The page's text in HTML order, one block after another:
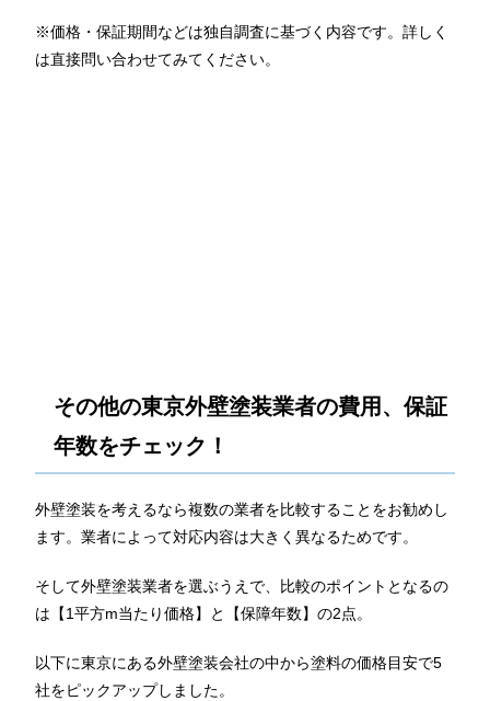
※価格・保証期間などは独自調査に基づく内容です。詳しく
は直接問い合わせてみてください。
その他の東京外壁塗装業者の費用、保証
年数をチェック！
外壁塗装を考えるなら複数の業者を比較することをお勧めし
ます。業者によって対応内容は大きく異なるためです。
そして外壁塗装業者を選ぶうえで、比較のポイントとなるの
は【1平方m当たり価格】と【保障年数】の2点。
以下に東京にある外壁塗装会社の中から塗料の価格目安で5
社をピックアップしました。